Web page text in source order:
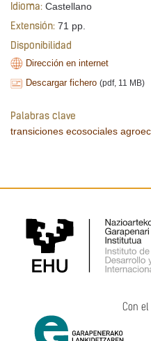
Idioma: Castellano
Extensión: 71 pp.
Disponibilidad
Dirección en internet
Descargar fichero (pdf, 11 MB)
Palabras clave
transiciones ecosociales
Con el